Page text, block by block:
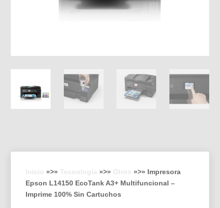
»>» »>»
»>» Impresora
Epson L14150 EcoTank A3+ Multifuncional –
Imprime 100% Sin Cartuchos